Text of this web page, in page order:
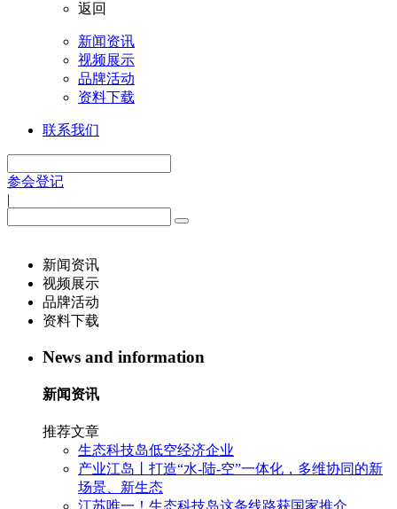
返回
新闻资讯
视频展示
品牌活动
资料下载
联系我们
参会登记
|
新闻资讯
视频展示
品牌活动
资料下载
News and information
新闻资讯
推荐文章
生态科技岛低空经济企业
产业江岛丨打造“水-陆-空”一体化，多维协同的新
场景、新生态